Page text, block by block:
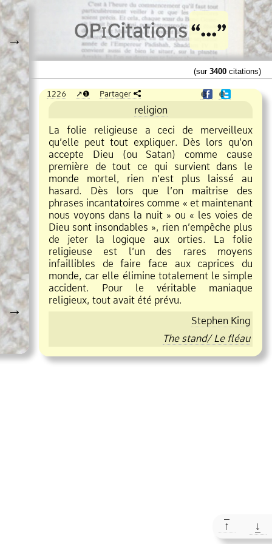
→
→
OPiCitations
(sur 3400 citations)
1226 ❶ Partager ❶ ❶
religion
La folie religieuse a ceci de merveilleux
qu’elle peut tout expliquer. Dès lors qu’on
accepte Dieu (ou Satan) comme cause
première de tout ce qui survient dans le
monde mortel, rien n’est plus laissé au
hasard. Dès lors que l’on maîtrise des
phrases incantatoires comme « et maintenant
nous voyons dans la nuit » ou « les voies de
Dieu sont insondables », rien n’empêche plus
de jeter la logique aux orties. La folie
religieuse est l’un des rares moyens
infaillibles de faire face aux caprices du
monde, car elle élimine totalement le simple
accident. Pour le véritable maniaque
religieux, tout avait été prévu.
Stephen King
The stand/ Le fléau
↑ ↓